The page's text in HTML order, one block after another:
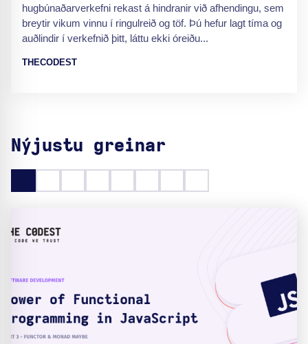
hugbúnaðarverkefni rekast á hindranir við afhendingu, sem
breytir vikum vinnu í ringulreið og töf. Þú hefur lagt tíma og
auðlindir í verkefnið þitt, láttu ekki óreiðu...
THECODEST
Nýjustu greinar